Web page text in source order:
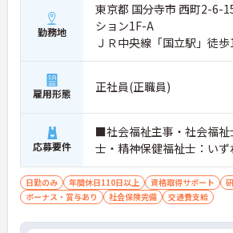
勤務地
東京都 国分寺市 西町2-6-
ション1F-A
ＪＲ中央線「国立駅」徒
雇用形態 正社員(正職員)
応募要件
■社会福祉主事・社会福祉
士・精神保健福祉士：いず
日勤のみ 年間休日110日以上 資格取得サポート
ボーナス・賞与あり
社会保険完備 交通費支給